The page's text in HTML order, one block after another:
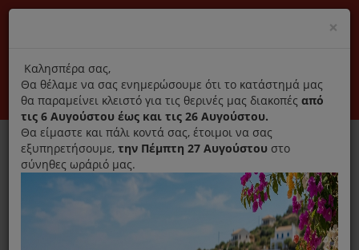
Αποκλειστικά γνήσια ανταλλακτικά
Σύνδεση Εγγραφή Εταιρεία Επικοινωνία
0
×
title
Καλησπέρα σας,
Θα θέλαμε να σας ενημερώσουμε ότι το κατάστημά μας
θα παραμείνει κλειστό για τις θερινές μας διακοπές από
τις 6 Αυγούστου έως και τις 26 Αυγούστου.
Θα είμαστε και πάλι κοντά σας, έτοιμοι να σας
εξυπηρετήσουμε, την Πέμπτη 27 Αυγούστου στο
σύνηθες ωράριό μας.